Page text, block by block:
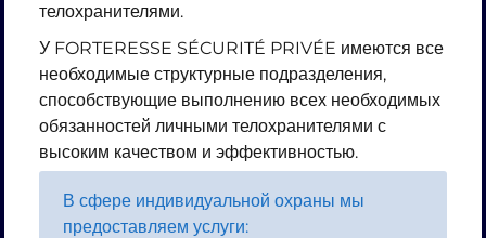
телохранителями.
У FORTERESSE SÉCURITÉ PRIVÉE имеются все
необходимые структурные подразделения,
способствующие выполнению всех необходимых
обязанностей личными телохранителями с
высоким качеством и эффективностью.
В сфере индивидуальной охраны мы
предоставляем услуги: